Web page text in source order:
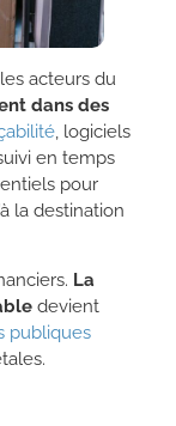
acteurs du
dans des
, logiciels
en temps
pour
la destination
La
devient
publiques